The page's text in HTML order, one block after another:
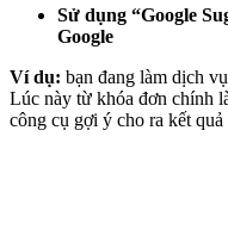
Sử dụng “Google
Google
Ví dụ: bạn đang làm dịch
Lúc này từ khóa đơn chính
công cụ gợi ý cho ra kết quả